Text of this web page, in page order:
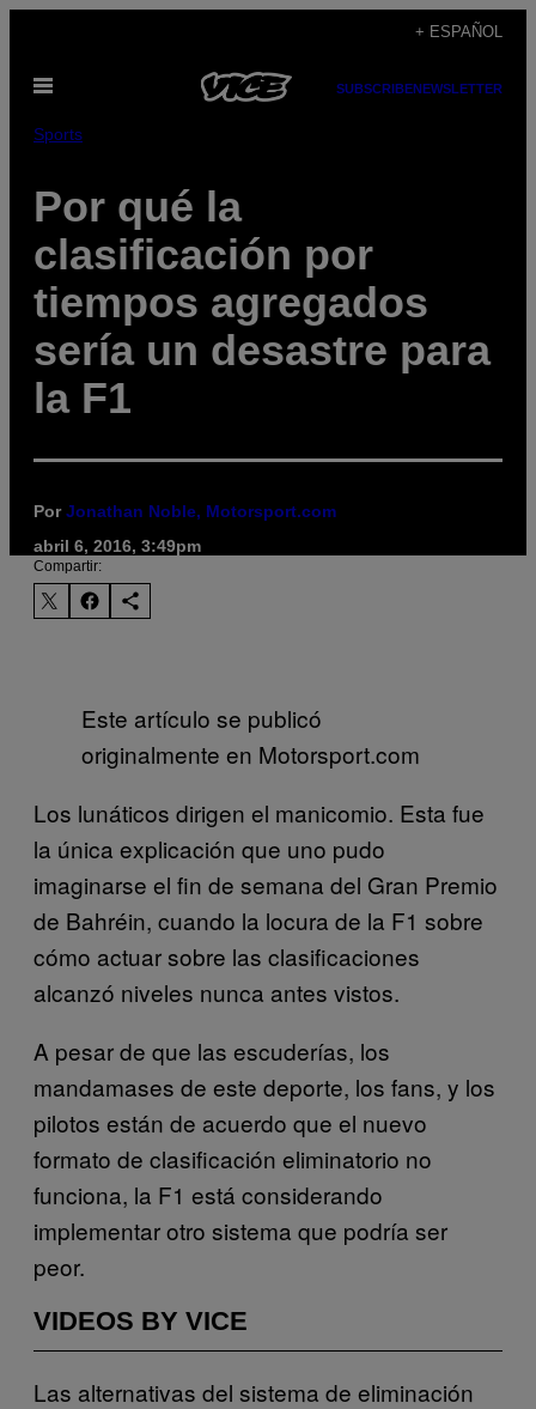
contenido
+ ESPAÑOL
Abrir
SUBSCRIBENEWSLETTER
Sports
Por qué la
clasificación por
tiempos agregados
sería un desastre para
la F1
PorJonathan Noble, Motorsport.com
abril 6, 2016, 3:49pm
Compartir:
Este artículo se publicó
originalmente en Motorsport.com
Los lunáticos dirigen el manicomio. Esta fue
la única explicación que uno pudo
imaginarse el fin de semana del Gran Premio
de Bahréin, cuando la locura de la F1 sobre
cómo actuar sobre las clasificaciones
alcanzó niveles nunca antes vistos.
A pesar de que las escuderías, los
mandamases de este deporte, los fans, y los
pilotos están de acuerdo que el nuevo
formato de clasificación eliminatorio no
funciona, la F1 está considerando
implementar otro sistema que podría ser
peor.
VIDEOS BY VICE
Las alternativas del sistema de eliminación